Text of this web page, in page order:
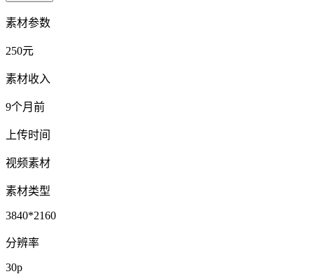
素材参数
250元
素材收入
9个月前
上传时间
视频素材
素材类型
3840*2160
分辨率
30p